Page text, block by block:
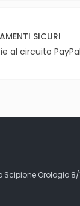
SICURI
al circuito PayPal
Scipione Orologio 8/